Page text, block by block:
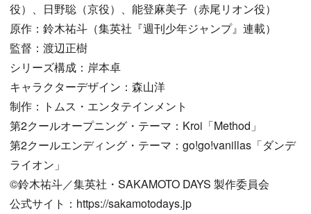
役）、日野聡（京役）、能登麻美子（赤尾リオン役）
原作：鈴木祐斗（集英社『週刊少年ジャンプ』連載）
監督：渡辺正樹
シリーズ構成：岸本卓
キャラクターデザイン：森山洋
制作：トムス・エンタテインメント
第2クールオープニング・テーマ：Kroi「Method」
第2クールエンディング・テーマ：go!go!vanillas「ダンデ
ライオン」
©鈴木祐斗／集英社・SAKAMOTO DAYS 製作委員会
公式サイト：https://sakamotodays.jp